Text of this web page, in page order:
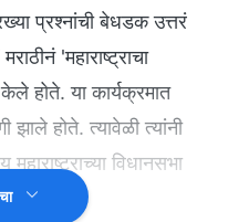
प्रश्नांची बेधडक उत्तरं
'महाराष्ट्राचा
होते. या कार्यक्रमात
होते. त्यावेळी त्यांनी
विधानसभा
केले.